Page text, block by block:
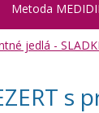
Metoda
jedlá -
s